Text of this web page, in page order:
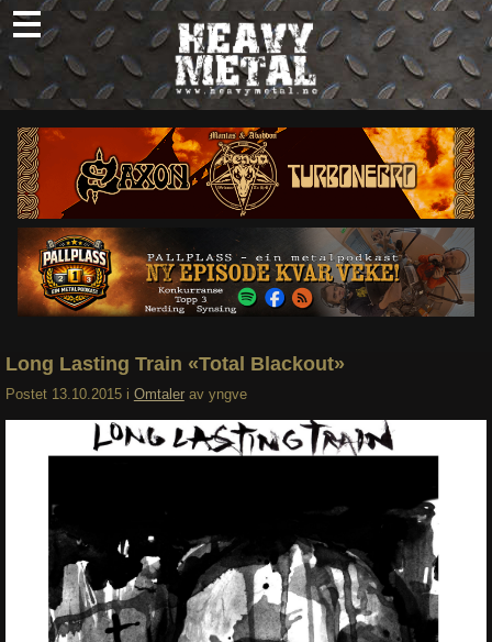
Skip
to
content
Nyheter
Omtaler
Intervjuer
Om oss
Abonner
Søk
Long Lasting Train «Total Blackout»
Postet 13.10.2015 i Omtaler av yngve